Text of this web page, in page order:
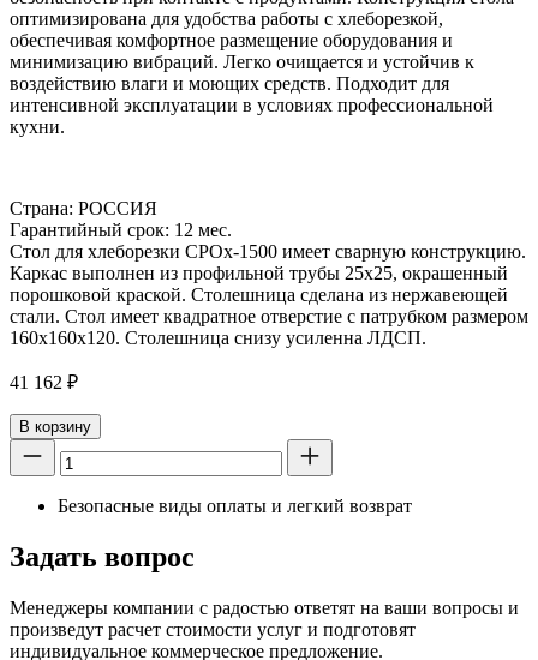
оптимизирована для удобства работы с хлеборезкой,
обеспечивая комфортное размещение оборудования и
минимизацию вибраций. Легко очищается и устойчив к
воздействию влаги и моющих средств. Подходит для
интенсивной эксплуатации в условиях профессиональной
кухни.
Страна: РОССИЯ
Гарантийный срок: 12 мес.
Стол для хлеборезки СРОх-1500 имеет сварную конструкцию.
Каркас выполнен из профильной трубы 25х25, окрашенный
порошковой краской. Столешница сделана из нержавеющей
стали. Стол имеет квадратное отверстие с патрубком размером
160х160х120. Столешница снизу усиленна ЛДСП.
41 162 ₽
В корзину
Безопасные виды оплаты и легкий возврат
Задать вопрос
Менеджеры компании с радостью ответят на ваши вопросы и
произведут расчет стоимости услуг и подготовят
индивидуальное коммерческое предложение.